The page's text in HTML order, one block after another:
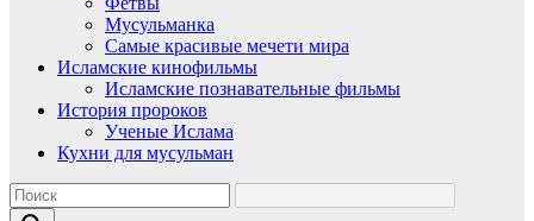
Мусульманка
Самые красивые мечети мира
Исламские кинофильмы
Исламские познавательные фильмы
История пророков
Ученые Ислама
Кухни для мусульман